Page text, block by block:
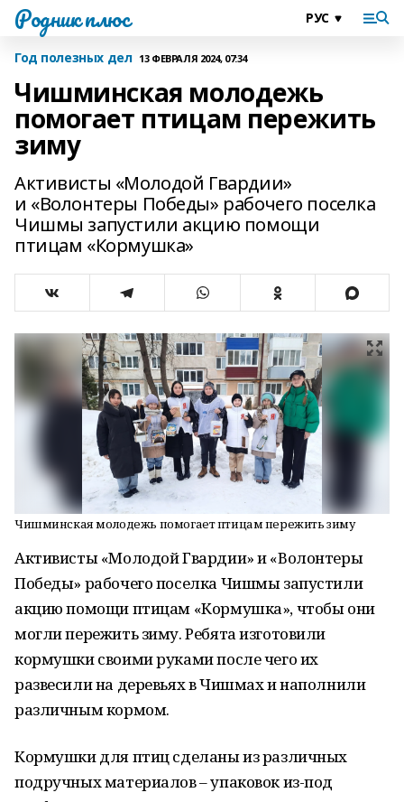
Родник плюс
Год полезных дел 13 ФЕВРАЛЯ 2024, 07:34
Чишминская молодежь
помогает птицам пережить
зиму
Активисты «Молодой Гвардии»
и «Волонтеры Победы» рабочего поселка
Чишмы запустили акцию помощи
птицам «Кормушка»
Чишминская молодежь помогает птицам пережить зиму
Активисты «Молодой Гвардии» и «Волонтеры
Победы» рабочего поселка Чишмы запустили
акцию помощи птицам «Кормушка», чтобы они
могли пережить зиму. Ребята изготовили
кормушки своими руками после чего их
развесили на деревьях в Чишмах и наполнили
различным кормом.
Кормушки для птиц сделаны из различных
подручных материалов – упаковок из-под